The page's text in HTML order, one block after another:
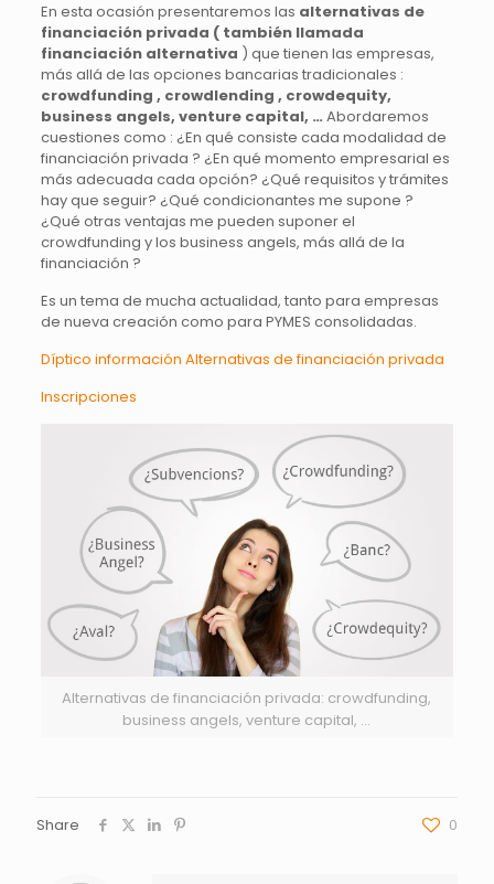
En esta ocasión presentaremos las alternativas de
financiación privada ( también llamada
financiación alternativa ) que tienen las empresas,
más allá de las opciones bancarias tradicionales :
crowdfunding , crowdlending , crowdequity,
business angels, venture capital, … Abordaremos
cuestiones como : ¿En qué consiste cada modalidad de
financiación privada ? ¿En qué momento empresarial es
más adecuada cada opción? ¿Qué requisitos y trámites
hay que seguir? ¿Qué condicionantes me supone ?
¿Qué otras ventajas me pueden suponer el
crowdfunding y los business angels, más allá de la
financiación ?
Es un tema de mucha actualidad, tanto para empresas
de nueva creación como para PYMES consolidadas.
Díptico información Alternativas de financiación privada
Inscripciones
Alternativas de financiación privada: crowdfunding,
business angels, venture capital, …
Share 0